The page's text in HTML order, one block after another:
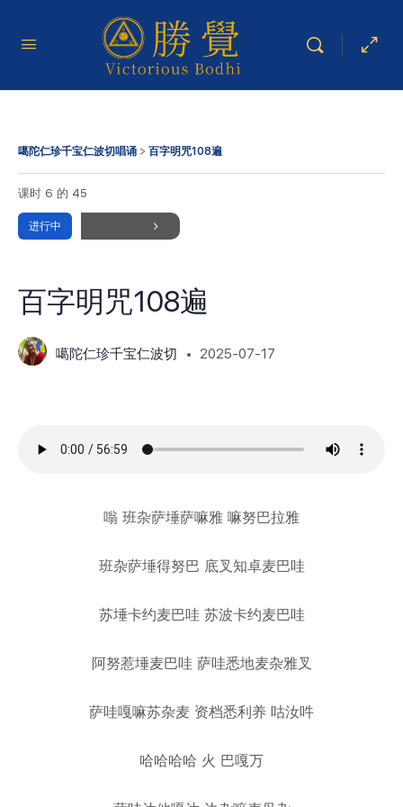
噶陀仁珍千宝仁波切唱诵 百字明咒108遍
课时 6 的 45
进行中
百字明咒108遍
噶陀仁珍千宝仁波切 2025-07-17
嗡 班杂萨埵萨嘛雅 嘛努巴拉雅
班杂萨埵得努巴 底叉知卓麦巴哇
苏埵卡约麦巴哇 苏波卡约麦巴哇
阿努惹埵麦巴哇 萨哇悉地麦杂雅叉
萨哇嘎嘛苏杂麦 资档悉利养 咕汝吽
哈哈哈哈 ⽕ 巴嘎万